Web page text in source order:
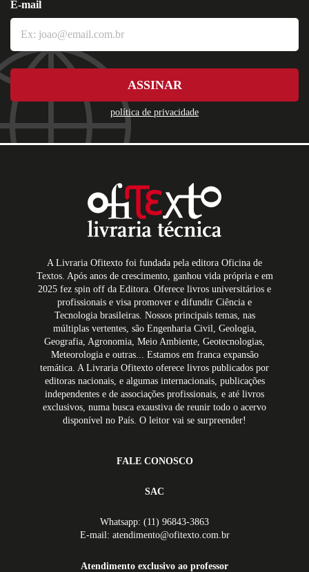
política de privacidade
E-mail
ASSINAR
A Livraria Ofitexto foi fundada pela editora Oficina de
Textos. Após anos de crescimento, ganhou vida própria e em
2025 fez spin off da Editora. Oferece livros universitários e
profissionais e visa promover e difundir Ciência e
Tecnologia brasileiras. Nossos principais temas, nas
múltiplas vertentes, são Engenharia Civil, Geologia,
Geografia, Agronomia, Meio Ambiente, Geotecnologias,
Meteorologia e outras... Estamos em franca expansão
temática. A Livraria Ofitexto oferece livros publicados por
editoras nacionais, e algumas internacionais, publicações
independentes e de associações profissionais, e até livros
exclusivos, numa busca exaustiva de reunir todo o acervo
disponível no País. O leitor vai se surpreender!
FALE CONOSCO
SAC
Whatsapp: (11) 96843-3863
E-mail: atendimento@ofitexto.com.br
Atendimento exclusivo ao professor